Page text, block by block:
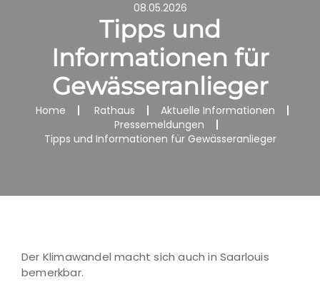
08.05.2026
Tipps und
Informationen für
Gewässeranlieger
Home Rathaus
Aktuelle Informationen
Pressemeldungen
Tipps und Informationen für Gewässeranlieger
Der Klimawandel macht sich auch in Saarlouis
bemerkbar.